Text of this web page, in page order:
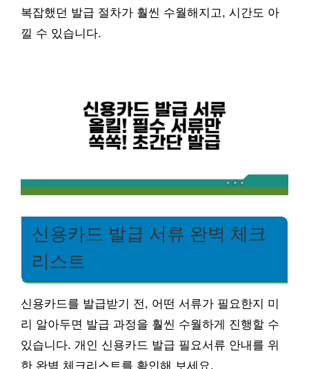
복잡했던 발급 절차가 훨씬 수월해지고, 시간도 아
낄 수 있습니다.
신용카드 발급 서류 완벽 체크
리스트
신용카드를 발급받기 전, 어떤 서류가 필요한지 미
리 알아두면 발급 과정을 훨씬 수월하게 진행할 수
있습니다. 개인 신용카드 발급 필요서류 안내를 위
한 완벽 체크리스트를 확인해 보세요.